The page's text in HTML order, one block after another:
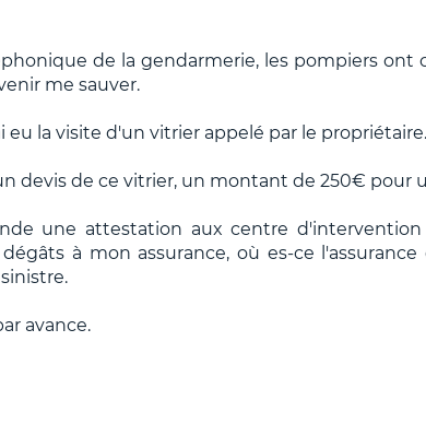
de la gendarmerie, les pompiers ont
me sauver.
eu la visite d'un vitrier appelé par le propriétaire.
devis de ce vitrier, un montant de 250€ pour
une attestation aux centre
à mon assurance, où es-ce
avance.